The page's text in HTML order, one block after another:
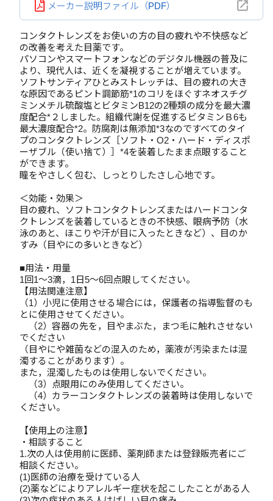
メーカー説明ファイル（PDF）
コンタクトレンズをお使いの方の目の疲れや不快感など
の改善を考えた目薬です。
パソコンやスマートフォンなどのデジタル機器の普及に
より、現代人は、近くを凝視することが増えています。
ソフトサンティアひとみストレッチは、目の疲れの大き
な原因であるピント調節筋*1のコリをほぐすネオスチグ
ミンメチル硫酸塩とビタミンB12の2種類の成分を最大濃
度配合*２しました。組織代謝を促進するビタミンＢ6も
最大濃度配合*2。防腐剤は無添加*3なのですべてのタイ
プのコンタクトレンズ［ソフト・O2・ハード・ディスポ
ーザブル（使い捨て）］*4を装着したまま点眼すること
ができます。
瞳をやさしく包む、しっとりしたさし心地です。
＜効能・効果＞
目の疲れ、ソフトコンタクトレンズまたはハードコンタ
クトレンズを装着しているときの不快感、眼病予防（水
泳のあと、ほこりや汗が目に入ったときなど）、目のか
すみ（目やにの多いときなど）
■用法・用量
1回1～3滴，1日5～6回点眼してください。
【用法関連注意】
（1）小児に使用させる場合には，保護者の指導監督のも
とに使用させてください。
（2）容器の先を，目やまぶた，まつ毛に触れさせない
でください
（目やにや雑菌などの混入のため，薬液が汚染または混
濁することがあります）。
また，混濁したものは使用しないでください。
（3）点眼用にのみ使用してください。
（4）カラーコンタクトレンズの装着時は使用しないで
ください。
【使用上の注意】
・相談すること
1.次の人は使用前に医師、薬剤師または登録販売者にご
相談ください。
(1)医師の治療を受けている人
(2)薬などによりアレルギー症状を起こしたことがある人